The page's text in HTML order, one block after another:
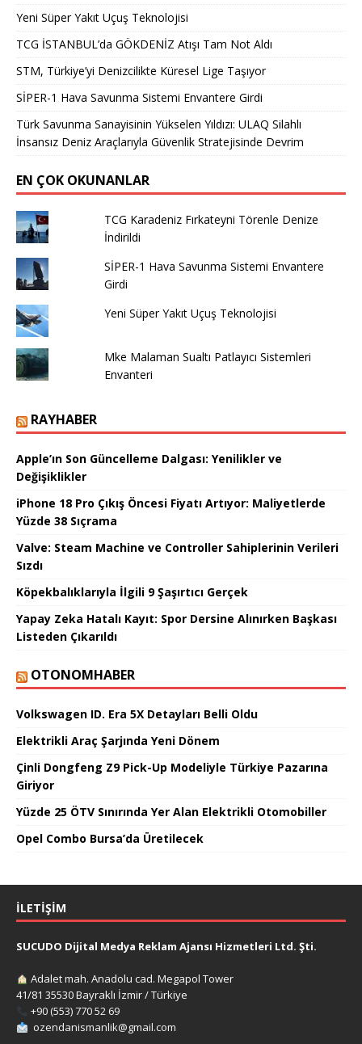
Yeni Süper Yakıt Uçuş Teknolojisi
TCG İSTANBUL’da GÖKDENİZ Atışı Tam Not Aldı
STM, Türkiye’yi Denizcilikte Küresel Lige Taşıyor
SİPER-1 Hava Savunma Sistemi Envantere Girdi
Türk Savunma Sanayisinin Yükselen Yıldızı: ULAQ Silahlı
İnsansız Deniz Araçlarıyla Güvenlik Stratejisinde Devrim
EN ÇOK OKUNANLAR
TCG Karadeniz Fırkateyni Törenle Denize
İndirildi
SİPER-1 Hava Savunma Sistemi Envantere
Girdi
Yeni Süper Yakıt Uçuş Teknolojisi
Mke Malaman Sualtı Patlayıcı Sistemleri
Envanteri
RAYHABER
Apple’ın Son Güncelleme Dalgası: Yenilikler ve
Değişiklikler
iPhone 18 Pro Çıkış Öncesi Fiyatı Artıyor: Maliyetlerde
Yüzde 38 Sıçrama
Valve: Steam Machine ve Controller Sahiplerinin Verileri
Sızdı
Köpekbalıklarıyla İlgili 9 Şaşırtıcı Gerçek
Yapay Zeka Hatalı Kayıt: Spor Dersine Alınırken Başkası
Listeden Çıkarıldı
OTONOMHABER
Volkswagen ID. Era 5X Detayları Belli Oldu
Elektrikli Araç Şarjında Yeni Dönem
Çinli Dongfeng Z9 Pick-Up Modeliyle Türkiye Pazarına
Giriyor
Yüzde 25 ÖTV Sınırında Yer Alan Elektrikli Otomobiller
Opel Combo Bursa’da Üretilecek
İLETIŞIM
SUCUDO Dijital Medya Reklam Ajansı Hizmetleri Ltd. Şti.
Adalet mah. Anadolu cad. Megapol Tower
41/81 35530 Bayraklı İzmir / Türkiye
+90 (553) 770 52 69
ozendanismanlik@gmail.com